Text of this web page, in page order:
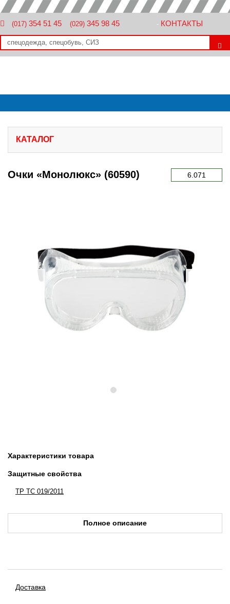
(017) 354 51 45 (029) 345 98 45 - КОНТАКТЫ
КАТАЛОГ
Очки «Монолюкс» (60590) 6.071
Предыдущий
Характеристики товара
Защитные свойства
ТР ТС 019/2011
Полное описание
Доставка